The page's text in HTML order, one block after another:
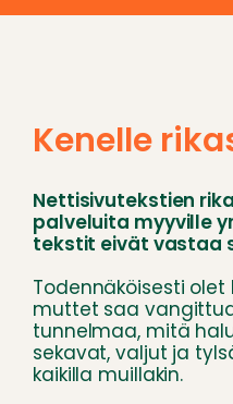
Kenelle
Nettisivutekstien
palveluita myyville
tekstit eivät vastaa
Todennäköisesti
muttet saa
tunnelmaa, mitä
sekavat, valjut ja
kaikilla muillakin.